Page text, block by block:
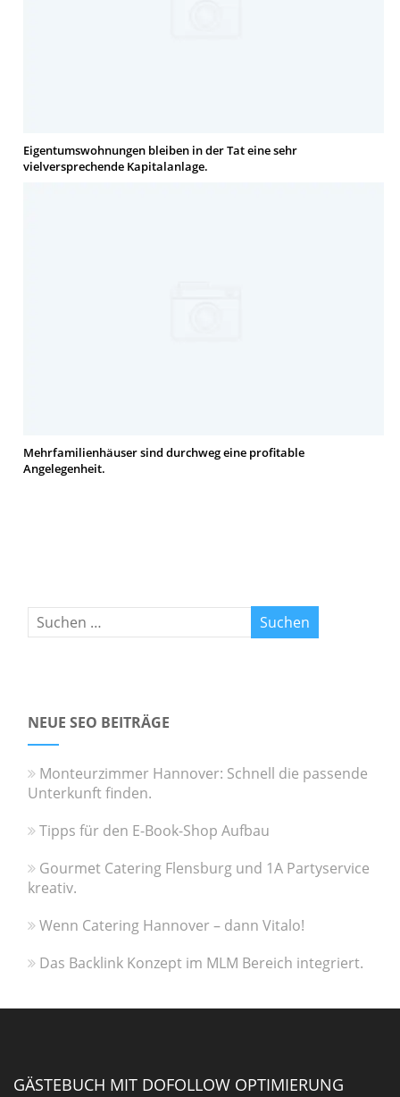
Eigentumswohnungen bleiben in der Tat eine sehr
vielversprechende Kapitalanlage.
Mehrfamilienhäuser sind durchweg eine profitable
Angelegenheit.
NEUE SEO BEITRÄGE
Monteurzimmer Hannover: Schnell die passende
Unterkunft finden.
Tipps für den E-Book-Shop Aufbau
Gourmet Catering Flensburg und 1A Partyservice
kreativ.
Wenn Catering Hannover – dann Vitalo!
Das Backlink Konzept im MLM Bereich integriert.
GÄSTEBUCH MIT DOFOLLOW OPTIMIERUNG